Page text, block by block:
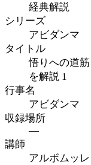
経典解説
シリーズ
アビダンマ
タイトル
悟りへの道
を解説 1
行事名
アビダンマ
収録場所
—
講師
アルボムッ